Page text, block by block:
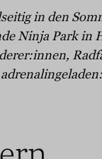
in den
Ninja Park in